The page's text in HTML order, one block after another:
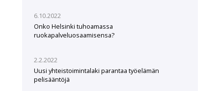
6.10.2022
Onko Helsinki tuhoamassa
ruokapalveluosaamisensa?
2.2.2022
Uusi yhteistoimintalaki parantaa työelämän
pelisääntöjä